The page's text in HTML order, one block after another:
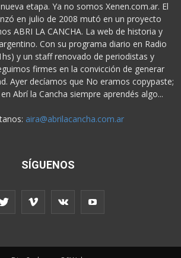
etapa. Ya no somos Xenen.com.ar. El
en julio de 2008 mutó en un proyecto
ABRI LA CANCHA. La web de historia y
Con su programa diario en Radio
y un staff renovado de periodistas y
firmes en la convicción de generar
Ayer decíamos que No eramos copypaste;
Abrí la Cancha siempre aprendés algo...
aira@abrilacancha.com.ar
SÍGUENOS